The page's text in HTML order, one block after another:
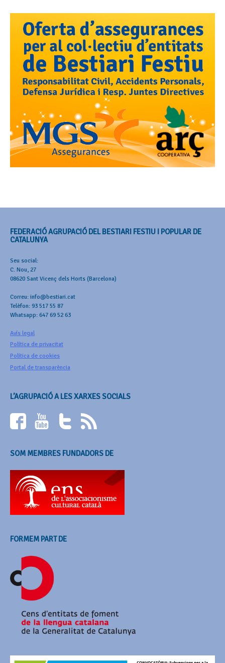
FEDERACIÓ AGRUPACIÓ DEL BESTIARI FESTIU I POPULAR DE
CATALUNYA
Seu social:
C. Nou, 27
08620 Sant Vicenç dels Horts (Barcelona)
Correu: info@bestiari.cat
Telèfon: 93 517 55 87
Whatsapp: 647 69 52 63
Avís legal
Política de privacitat
Política de cookies
Portal de transparència
L’AGRUPACIÓ A LES XARXES SOCIALS
SOM MEMBRES FUNDADORS DE
FORMEM PART DE